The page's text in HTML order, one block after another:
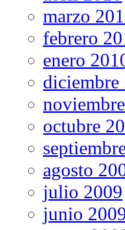
marzo
febrero
enero
diciembre
octubre
agosto
julio 2009
junio